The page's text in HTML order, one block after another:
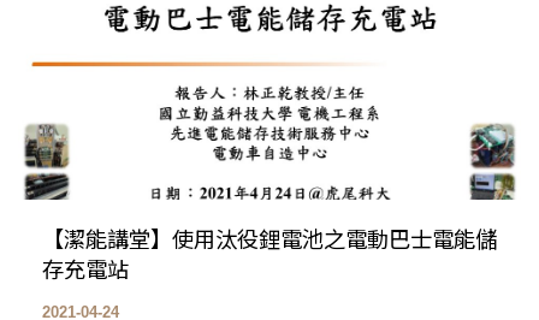
【潔能講堂】使用汰役鋰電池之電動巴士電能儲
存充電站
2021-04-24